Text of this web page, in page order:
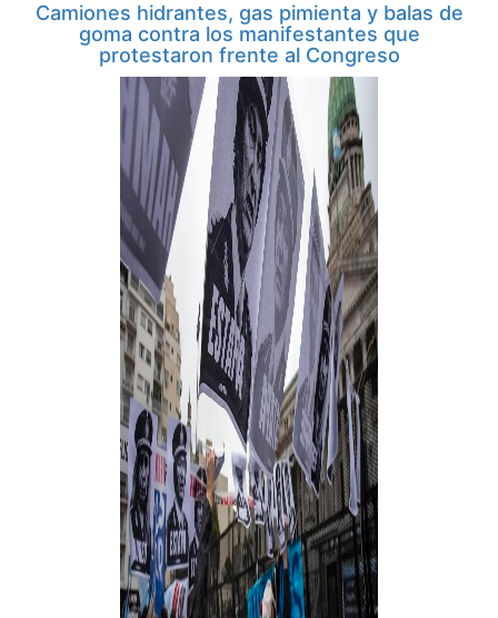
Camiones hidrantes, gas pimienta y balas de
goma contra los manifestantes que
protestaron frente al Congreso